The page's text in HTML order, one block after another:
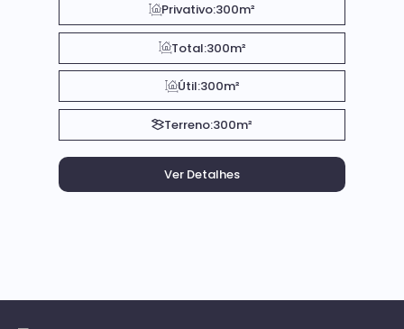
Privativo:300m²
Total:300m²
Útil:300m²
Terreno:300m²